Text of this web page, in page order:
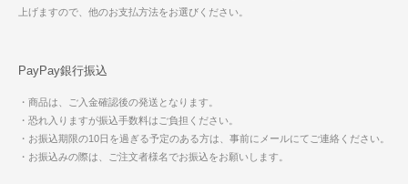
上げますので、他のお支払方法をお選びください。
PayPay銀行振込
・商品は、ご入金確認後の発送となります。
・恐れ入りますが振込手数料はご負担ください。
・お振込期限の10日を過ぎる予定のある方は、事前にメールにてご連絡ください。
・お振込みの際は、ご注文者様名でお振込をお願いします。